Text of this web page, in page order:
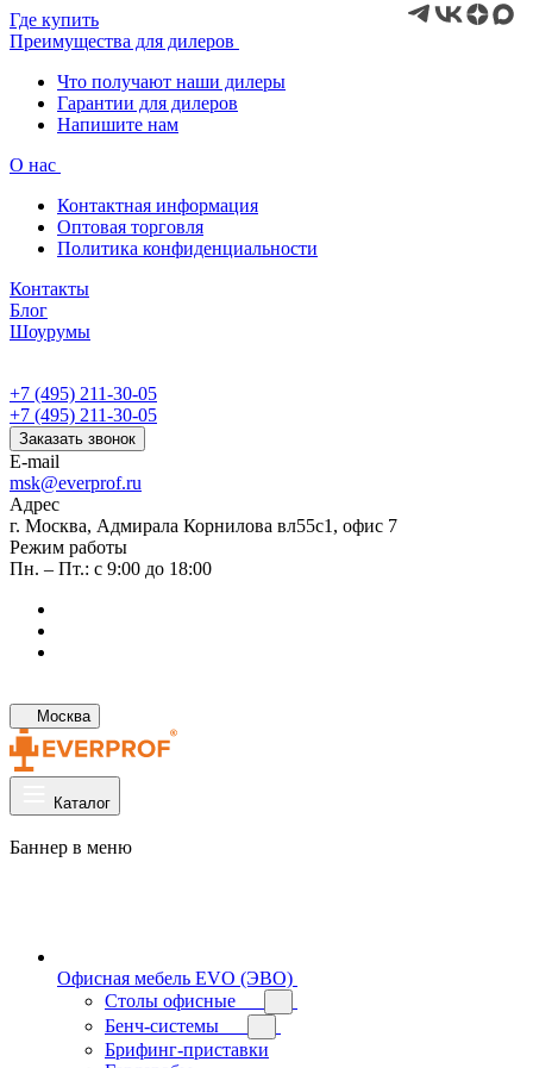
Где купить
Преимущества для дилеров
Что получают наши дилеры
Гарантии для дилеров
Напишите нам
О нас
Контактная информация
Оптовая торговля
Политика конфиденциальности
Контакты
Блог
Шоурумы
+7 (495) 211-30-05
+7 (495) 211-30-05
Заказать звонок
E-mail
msk@everprof.ru
Адрес
г. Москва, Адмирала Корнилова вл55с1, офис 7
Режим работы
Пн. – Пт.: с 9:00 до 18:00
Москва
Каталог
Баннер в меню
Офисная мебель EVO (ЭВО)
Cтолы офисные
Бенч-системы
Брифинг-приставки